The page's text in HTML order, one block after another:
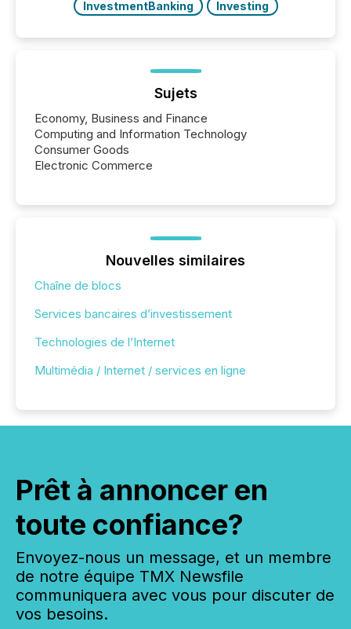
InvestmentBanking
Investing
Sujets
Economy, Business and Finance
Computing and Information Technology
Consumer Goods
Electronic Commerce
Nouvelles similaires
Chaîne de blocs
Services bancaires d’investissement
Technologies de l’Internet
Multimédia / Internet / services en ligne
Prêt à annoncer en
toute confiance?
Envoyez-nous un message, et un membre
de notre équipe TMX Newsfile
communiquera avec vous pour discuter de
vos besoins.